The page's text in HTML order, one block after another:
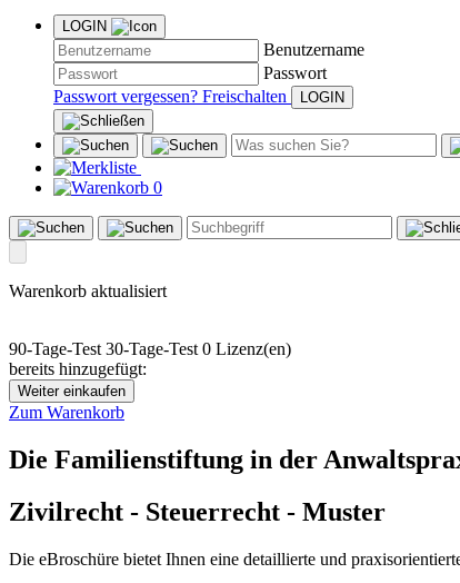
LOGIN
Benutzername
Passwort
Passwort vergessen? Freischalten
0
Warenkorb aktualisiert
90-Tage-Test 30-Tage-Test 0 Lizenz(en)
bereits hinzugefügt:
Weiter einkaufen
Zum Warenkorb
Die Familienstiftung in der
Zivilrecht - Steuerrecht - Muster
Die eBroschüre bietet Ihnen eine detaillierte und